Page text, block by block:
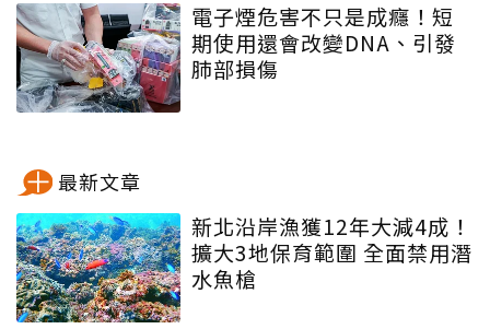
電子煙危害不只是成癮！短
期使用還會改變DNA、引發
肺部損傷
最新文章
新北沿岸漁獲12年大減4成！
擴大3地保育範圍 全面禁用潛
水魚槍